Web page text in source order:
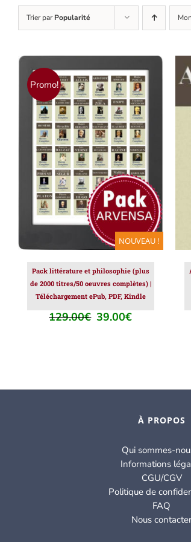
Trier parPopularité
Promo!
NOUVEAU !
AJOUTER AU PANIER
/
DÉTAILS
Pack littérature et philosophie (plus
de 2000 titres/50 oeuvres complètes) |
Téléchargement ePub, PDF, Kindle
129.00€ Le
39.00€Le
À PROPOS
Qui sommes-
Informations
CGU/CGV
Politique de
FAQ
Nous